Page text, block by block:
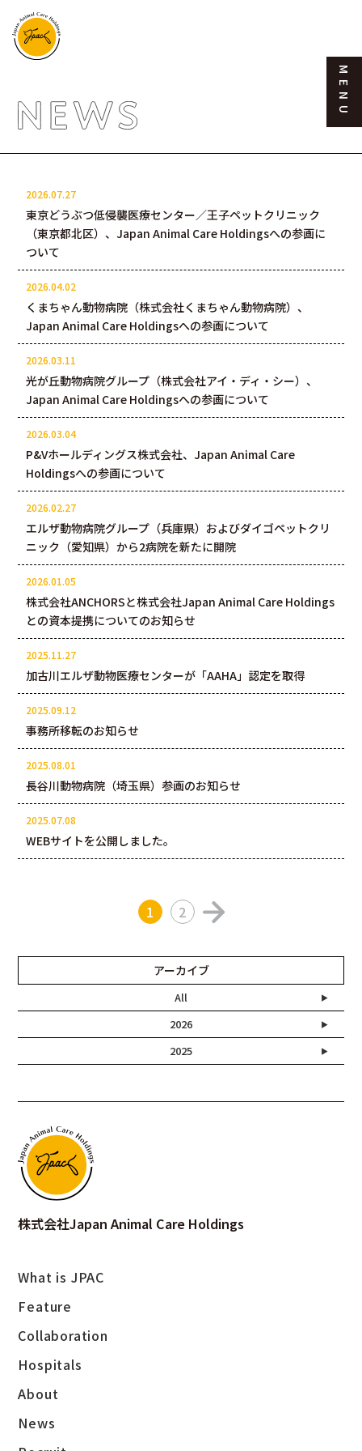
MENU
Collaboration
News
2026.07.27
東京どうぶつ低侵襲医療センター／王子ペットクリニック
（東京都北区）、Japan Animal Care Holdingsへの参画に
ついて
2026.04.02
くまちゃん動物病院（株式会社くまちゃん動物病院）、
Japan Animal Care Holdingsへの参画について
2026.03.11
光が丘動物病院グループ（株式会社アイ・ディ・シー）、
Japan Animal Care Holdingsへの参画について
2026.03.04
P&Vホールディングス株式会社、Japan Animal Care
Holdingsへの参画について
2026.02.27
エルザ動物病院グループ（兵庫県）およびダイゴペットクリ
ニック（愛知県）から2病院を新たに開院
2026.01.05
株式会社ANCHORSと株式会社Japan Animal Care Holdings
との資本提携についてのお知らせ
2025.11.27
加古川エルザ動物医療センターが「AAHA」認定を取得
2025.09.12
事務所移転のお知らせ
2025.08.01
長谷川動物病院（埼玉県）参画のお知らせ
2025.07.08
WEBサイトを公開しました。
1 2
アーカイブ
All
2026
2025
株式会社Japan Animal Care Holdings
What is JPAC
Feature
Collaboration
Hospitals
About
News